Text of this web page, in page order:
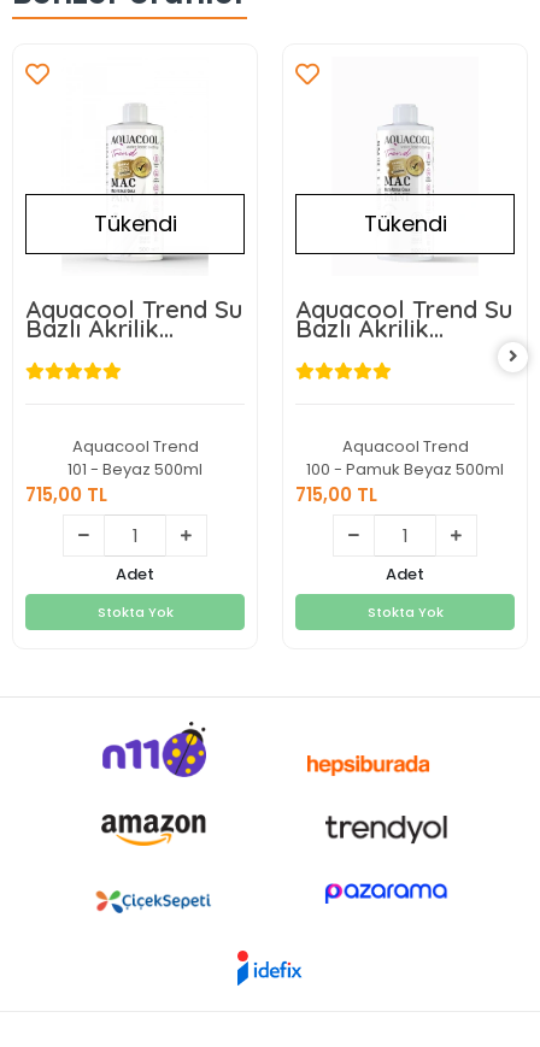
Tükendi
Aquacool Trend Su
Bazlı Akrilik
Dönüşüm Boyası
101 Beyaz 500ml
Aquacool Trend
101 - Beyaz 500ml
715,00 TL
715,00 TL
Stokta Yok
Adet
Stokta Yok
Tükendi
Aquacool Trend Su
Bazlı Akrilik
Dönüşüm Boyası
100 Pamuk Beyaz
500ml
Aquacool Trend
100 - Pamuk Beyaz 500ml
715,00 TL
715,00 TL
Stokta Yok
Adet
Stokta Yok